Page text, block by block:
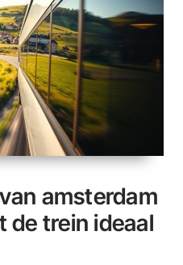
amsterdam
de trein ideaal